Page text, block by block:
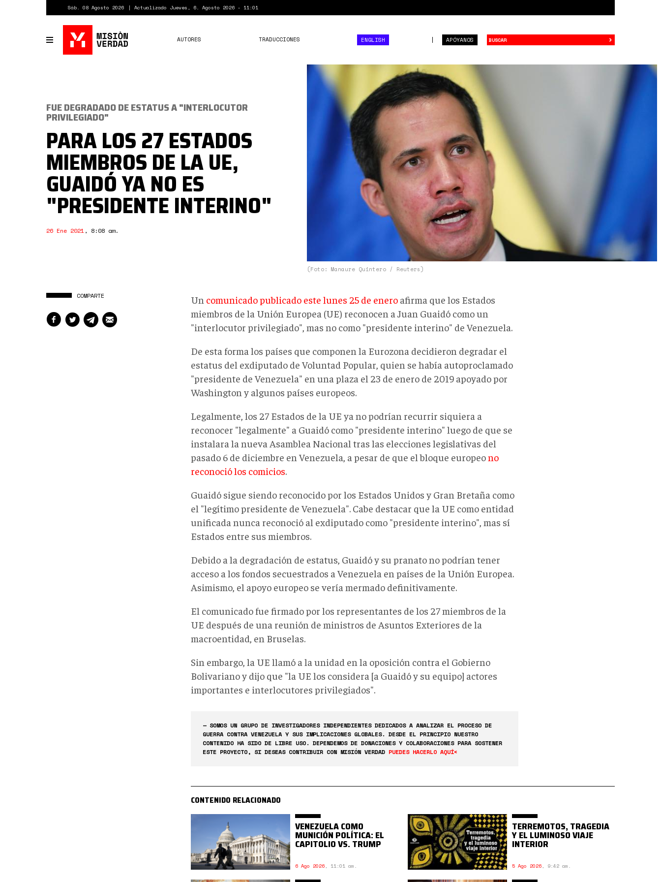
Sáb. 08 Agosto 2026 Actualizado Jueves, 6. Agosto 2026 - 11:01
Toggle
navigation
APÓYANOS
AUTORES TRADUCCIONES ENGLISH ›
guaidox.jpg
(Foto: Manaure Quintero / Reuters)
FUE DEGRADADO DE ESTATUS A "INTERLOCUTOR
PRIVILEGIADO"
PARA LOS 27 ESTADOS
MIEMBROS DE LA UE,
GUAIDÓ YA NO ES
"PRESIDENTE INTERINO"
26 Ene 2021, 8:08 am.
COMPARTE Un comunicado publicado este lunes 25 de enero afirma que los Estados
miembros de la Unión Europea (UE) reconocen a Juan Guaidó como un
"interlocutor privilegiado", mas no como "presidente interino" de Venezuela.
De esta forma los países que componen la Eurozona decidieron degradar el
estatus del exdiputado de Voluntad Popular, quien se había autoproclamado
"presidente de Venezuela" en una plaza el 23 de enero de 2019 apoyado por
Washington y algunos países europeos.
Legalmente, los 27 Estados de la UE ya no podrían recurrir siquiera a
reconocer "legalmente" a Guaidó como "presidente interino" luego de que se
instalara la nueva Asamblea Nacional tras las elecciones legislativas del
pasado 6 de diciembre en Venezuela, a pesar de que el bloque europeono
reconoció los comicios.
Guaidó sigue siendo reconocido por los Estados Unidos y Gran Bretaña como
el "legítimo presidente de Venezuela". Cabe destacar que la UE como entidad
unificada nunca reconoció al exdiputado como "presidente interino", mas sí
Estados entre sus miembros.
Debido a la degradación de estatus, Guaidó y su pranato no podrían tener
acceso a los fondos secuestrados a Venezuela en países de la Unión Europea.
Asimismo, el apoyo europeo se vería mermado definitivamente.
El comunicado fue firmado por los representantes de los 27 miembros de la
UE después de una reunión de ministros de Asuntos Exteriores de la
macroentidad, en Bruselas.
Sin embargo, la UE llamó a la unidad en la oposición contra el Gobierno
Bolivariano y dijo que "la UE los considera [a Guaidó y su equipo] actores
importantes e interlocutores privilegiados".
— SOMOS UN GRUPO DE INVESTIGADORES INDEPENDIENTES DEDICADOS A ANALIZAR EL PROCESO DE
GUERRA CONTRA VENEZUELA Y SUS IMPLICACIONES GLOBALES. DESDE EL PRINCIPIO NUESTRO
CONTENIDO HA SIDO DE LIBRE USO. DEPENDEMOS DE DONACIONES Y COLABORACIONES PARA SOSTENER
ESTE PROYECTO, SI DESEAS CONTRIBUIR CON MISIÓN VERDAD PUEDES HACERLO AQUÍ<
CONTENIDO RELACIONADO
VENEZUELA COMO
MUNICIÓN POLÍTICA: EL
CAPITOLIO VS. TRUMP
6 Ago 2026, 11:01 am.
TERREMOTOS, TRAGEDIA
Y EL LUMINOSO VIAJE
INTERIOR
5 Ago 2026, 9:42 am.